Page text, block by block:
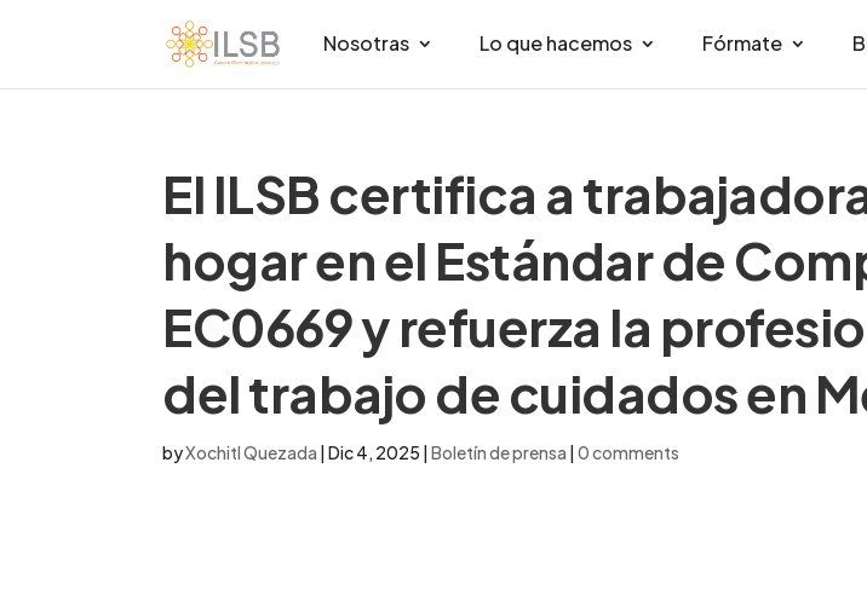
Nosotras Lo que hacemos Fórmate
El ILSB certifica a
hogar en el Estándar de
EC0669 y refuerza la
del trabajo de cuidados en
byXochitl Quezada |Dic 4, 2025 |Boletín de prensa |0 comments